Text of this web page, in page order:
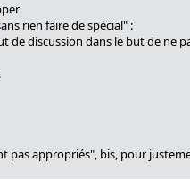
rien faire de spécial" :
de discussion dans le but de ne
pas appropriés", bis, pour